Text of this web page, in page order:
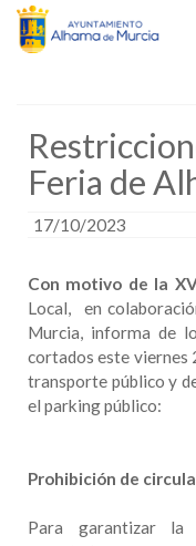
Feria de
17/10/2023
Con motivo de la
Local, en
Murcia, informa de
cortados este viernes
transporte público y
el parking público:
Prohibición de
Para garantizar la